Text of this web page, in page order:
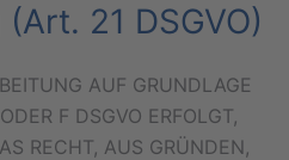
21 DSGVO)
AUF GRUNDLAGE
F DSGVO ERFOLGT,
RECHT, AUS GRÜNDEN,